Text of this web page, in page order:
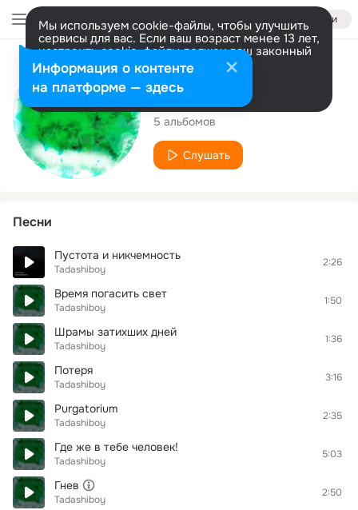
Войти
Мы используем cookie-файлы, чтобы улучшить
сервисы для вас. Если ваш возраст менее 13 лет,
настроить cookie-файлы должен ваш законный
представитель. Больше информации
Разрешить все Настроить
Исполнитель
Tadashiboy
5 альбомов
Слушать
Песни
Пустота и никчемность
Tadashiboy
2:26
Время погасить свет
Tadashiboy
1:50
Шрамы затихших дней
Tadashiboy
1:36
Потеря
Tadashiboy
3:16
Purgatorium
Tadashiboy
2:35
Где же в тебе человек!
Tadashiboy
5:03
Гнев
Tadashiboy
2:50
Информация о контенте
на платформе — здесь